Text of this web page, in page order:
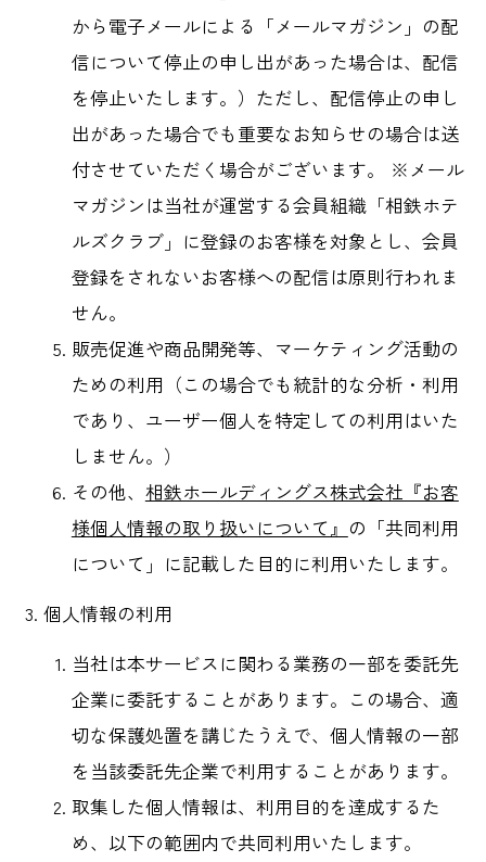
から電子メールによる「メールマガジン」の配
信について停止の申し出があった場合は、配信
を停止いたします。）ただし、配信停止の申し
出があった場合でも重要なお知らせの場合は送
付させていただく場合がございます。 ※メール
マガジンは当社が運営する会員組織「相鉄ホテ
ルズクラブ」に登録のお客様を対象とし、会員
登録をされないお客様への配信は原則行われま
せん。
販売促進や商品開発等、マーケティング活動の
ための利用（この場合でも統計的な分析・利用
であり、ユーザー個人を特定しての利用はいた
しません。）
その他、 相鉄ホールディングス株式会社『お客
様個人情報の取り扱いについて』 の「共同利用
について」に記載した目的に利用いたします。
個人情報の利用
当社は本サービスに関わる業務の一部を委託先
企業に委託することがあります。この場合、適
切な保護処置を講じたうえで、個人情報の一部
を当該委託先企業で利用することがあります。
取集した個人情報は、利用目的を達成するた
め、以下の範囲内で共同利用いたします。